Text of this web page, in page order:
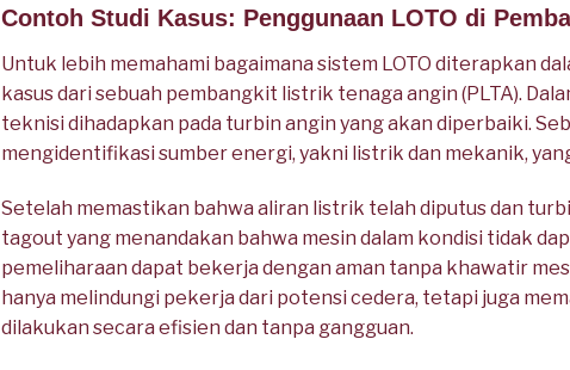
Contoh Studi Kasus: Penggunaan LOTO di
Untuk lebih memahami bagaimana sistem LOTO diterapkan
kasus dari sebuah pembangkit listrik tenaga angin (PLTA).
teknisi dihadapkan pada turbin angin yang akan diperbaiki.
mengidentifikasi sumber energi, yakni listrik dan mekanik,
Setelah memastikan bahwa aliran listrik telah diputus dan
tagout yang menandakan bahwa mesin dalam kondisi tidak
pemeliharaan dapat bekerja dengan aman tanpa khawatir
hanya melindungi pekerja dari potensi cedera, tetapi juga
dilakukan secara efisien dan tanpa gangguan.